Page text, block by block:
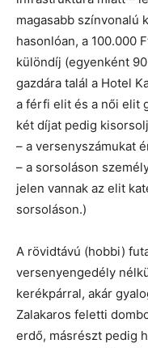
magasabb színvonalú
hasonlóan, a 100.000
különdíj (egyenként
gazdára talál a Hotel
a férfi elit és a női elit
két díjat pedig
– a versenyszámukat
– a sorsoláson
jelen vannak az elit
sorsoláson.)
A rövidtávú (hobbi)
versenyengedély
kerékpárral, akár
Zalakaros feletti
erdő, másrészt pedig